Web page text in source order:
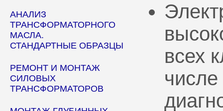
АНАЛИЗ
ТРАНСФОРМАТОРНОГО
МАСЛА.
СТАНДАРТНЫЕ ОБРАЗЦЫ
РЕМОНТ И МОНТАЖ
СИЛОВЫХ
ТРАНСФОРМАТОРОВ
всех